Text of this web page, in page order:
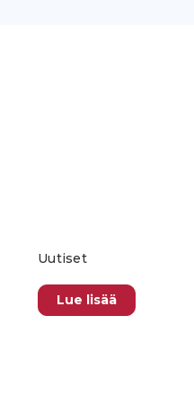
Uutiset
Lue lisää